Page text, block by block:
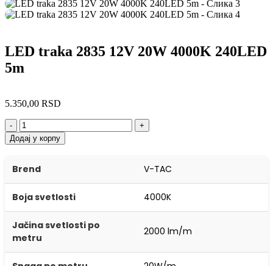
LED traka 2835 12V 20W 4000K 240LED
5m
5.350,00 RSD
-
+
Додај у корпу
Brend V-TAC
Boja svetlosti 4000K
Jačina svetlosti po
metru
2000 lm/m